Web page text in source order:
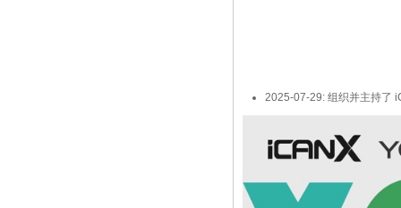
2025-07-29: 组织并主持了